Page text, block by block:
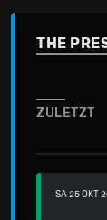
THE
ZULETZT
SA 25 OKT